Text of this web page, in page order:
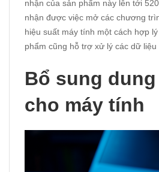
nhận của sản phẩm này lên tới
nhận được việc mở các chương
hiệu suất máy tính một cách hợp
phẩm cũng hỗ trợ xử lý các dữ liệu
Bổ sung
cho máy tính